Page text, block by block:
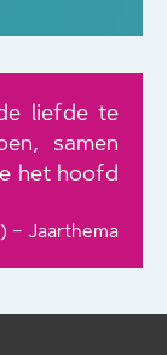
liefde te
samen
het hoofd
– Jaarthema